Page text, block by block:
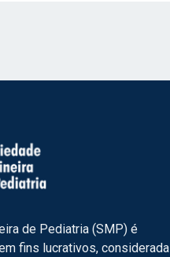
de Pediatria (SMP) é
fins lucrativos, considerada